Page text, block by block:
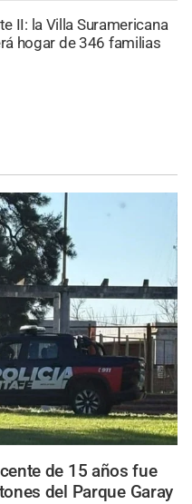
II: la Villa Suramericana
hogar de 346 familias
de 15 años fue
del Parque Garay